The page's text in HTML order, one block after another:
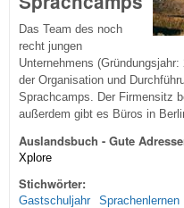
Das Team des noch
recht jungen
Unternehmens
der Organisation und
Sprachcamps. Der Firmensitz
außerdem gibt es Büros in
Auslandsbuch - Gute
Xplore
Stichwörter:
Gastschuljahr Sprachenlernen